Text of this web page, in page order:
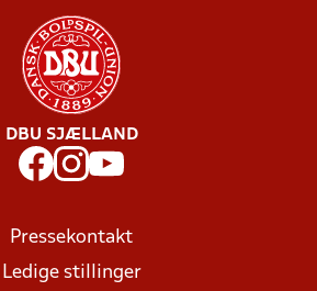
DBU SJÆLLAND
Pressekontakt
Ledige stillinger